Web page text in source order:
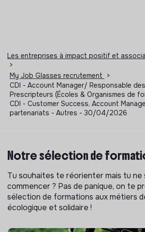
Les entreprises à impact positif et
>
My Job Glasses recrutement
>
CDI - Account Manager/ Responsable
Prescripteurs (Écoles & Organismes de
CDI - Customer Success, Account
partenariats - Autres - 30/04/2026
Notre sélection de
Tu souhaites te réorienter mais tu ne
commencer ? Pas de panique, on te
sélection de formations aux métiers
écologique et solidaire !